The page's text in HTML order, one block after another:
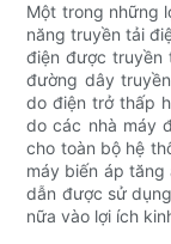
Một trong những
năng truyền tải
điện được truyền
đường dây
do điện trở thấp
do các nhà máy
cho toàn bộ hệ
máy biến áp
dẫn được sử
nữa vào lợi ích